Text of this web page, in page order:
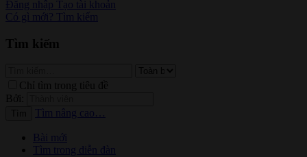
Đăng nhập Tạo tài khoản
Có gì mới? Tìm kiếm
Tìm kiếm
Chỉ tìm trong tiêu đề
Bởi:
Tìm nâng cao…
Bài mới
Tìm trong diễn đàn